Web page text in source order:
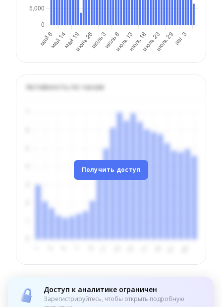
Активность по часам
Получить доступ
Доступ к аналитике ограничен
Зарегистрируйтесь, чтобы открыть подробную